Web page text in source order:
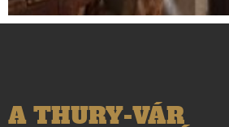
A THURY-VÁR